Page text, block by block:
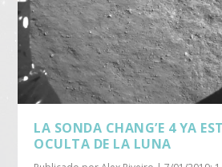
LA SONDA CHANG’E 4 YA
OCULTA DE LA LUNA